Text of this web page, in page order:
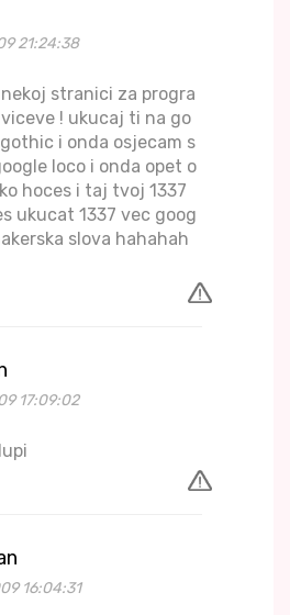
21:24:38
stranici za progra
! ukucaj ti na go
i onda osjecam s
loco i onda opet o
hoces i taj tvoj 1337
ukucat 1337 vec goog
slova hahahah
17:09:02
16:04:31